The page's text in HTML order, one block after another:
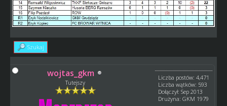
Szukaj
wojtas_gkm
Tutejszy
Liczba postów: 4,471
Liczba wątków: 593
Dołączył: Sep 2013
Drużyna: GKM 1979